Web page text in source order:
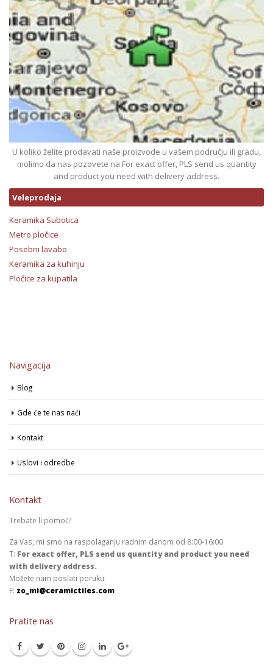
U koliko želite prodavati naše proizvode u vašem području ili gradu,
molimo da nas pozovete na For exact offer, PLS send us quantity
and product you need with delivery address.
Veleprodaja
Keramika Subotica
Metro pločice
Posebni lavabo
Keramika za kuhinju
Pločice za kupatila
Navigacija
Blog
Gde će te nas naći
Kontakt
Uslovi i odredbe
Kontakt
Trebate li pomoć?
Za Vas, mi smo na raspolaganju radnim danom od 8:00-16:00.
T: For exact offer, PLS send us quantity and product you need
with delivery address.
Možete nam poslati poruku:
E: zo_mi@ceramictiles.com
Pratite nas